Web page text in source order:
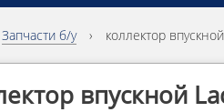
Запчасти б/у › коллектор
впускной